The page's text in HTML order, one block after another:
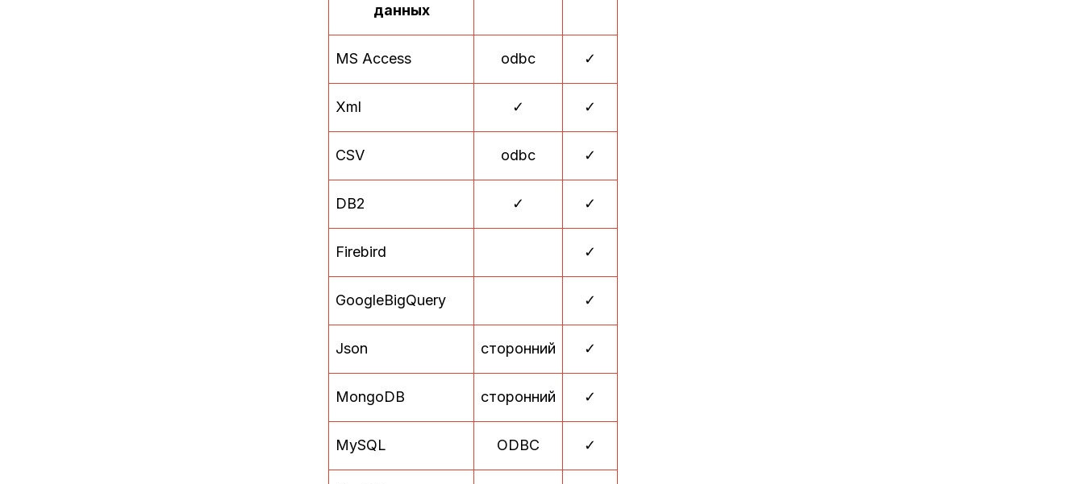
данных
MS Access odbc ✓
Xml ✓ ✓
CSV odbc ✓
DB2 ✓ ✓
Firebird ✓
GoogleBigQuery ✓
Json сторонний ✓
MongoDB сторонний ✓
MySQL ODBC ✓